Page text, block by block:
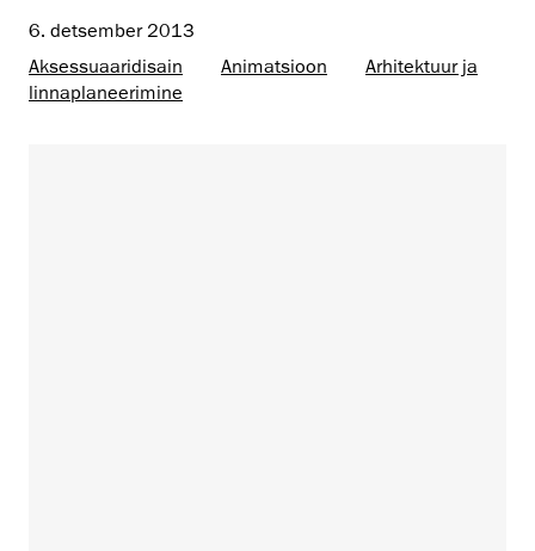
6. detsember 2013
Aksessuaaridisain
Animatsioon
Arhitektuur ja
linnaplaneerimine